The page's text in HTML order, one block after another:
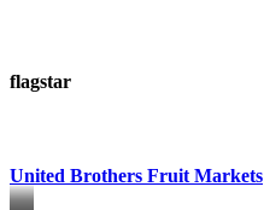
flagstar
United Brothers Fruit Markets